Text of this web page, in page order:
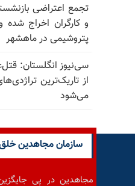
تجمع اعتراضی
و کارگران اخراج شده
پتروشیمی در ماهشهر
از تاریک‌ترین
می‌شود
سازمان مجاهدین خلق
مجاهدین در پی